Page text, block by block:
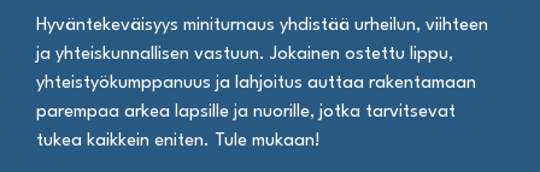
Hyväntekeväisyys miniturnaus yhdistää urheilun, viihteen
ja yhteiskunnallisen vastuun. Jokainen ostettu lippu,
yhteistyökumppanuus ja lahjoitus auttaa rakentamaan
parempaa arkea lapsille ja nuorille, jotka tarvitsevat
tukea kaikkein eniten. Tule mukaan!